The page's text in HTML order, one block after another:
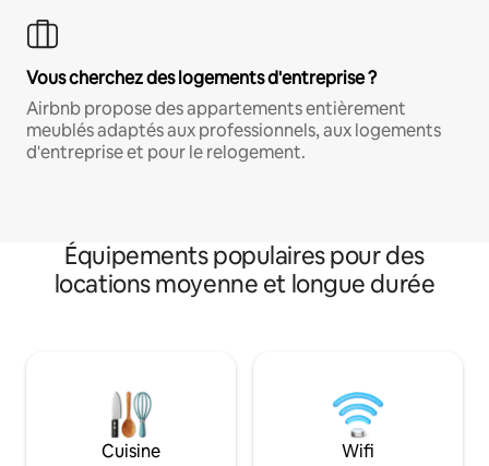
Vous cherchez des logements d'entreprise ?
Airbnb propose des appartements entièrement
meublés adaptés aux professionnels, aux logements
d'entreprise et pour le relogement.
Équipements populaires pour des
locations moyenne et longue durée
Cuisine Wifi